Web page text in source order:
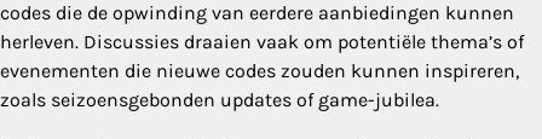
codes die de opwinding van eerdere aanbiedingen kunnen
herleven. Discussies draaien vaak om potentiële thema’s of
evenementen die nieuwe codes zouden kunnen inspireren,
zoals seizoensgebonden updates of game-jubilea.